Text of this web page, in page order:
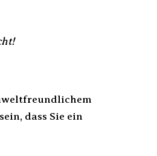
dass Sie ein